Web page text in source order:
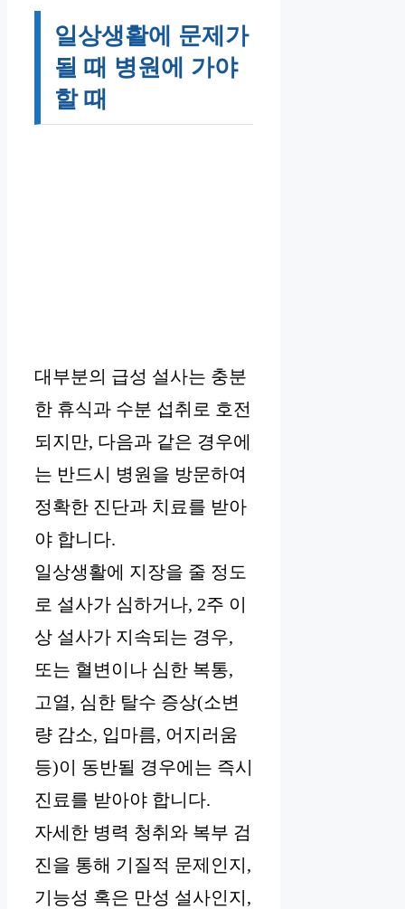
일상생활에 문제가
될 때 병원에 가야
할 때
대부분의 급성 설사는 충분
한 휴식과 수분 섭취로 호전
되지만, 다음과 같은 경우에
는 반드시 병원을 방문하여
정확한 진단과 치료를 받아
야 합니다.
일상생활에 지장을 줄 정도
로 설사가 심하거나, 2주 이
상 설사가 지속되는 경우,
또는 혈변이나 심한 복통,
고열, 심한 탈수 증상(소변
량 감소, 입마름, 어지러움
등)이 동반될 경우에는 즉시
진료를 받아야 합니다.
자세한 병력 청취와 복부 검
진을 통해 기질적 문제인지,
기능성 혹은 만성 설사인지,